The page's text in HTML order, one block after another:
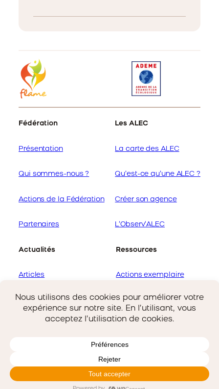
Fédération
Présentation
Qui sommes-nous ?
Actions de la Fédération
Partenaires
Les ALEC
La carte des ALEC
Qu’est-ce qu’une ALEC ?
Créer son agence
L’Observ’ALEC
Actualités
Articles
Offres d’emploi
Ressources
Actions exemplaire
Guides de la Fédération